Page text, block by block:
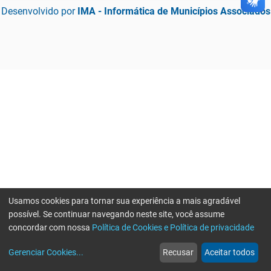
Desenvolvido por IMA - Informática de Municípios Associados
web
Notícias
more_horiz
Mais
Usamos cookies para tornar sua experiência a mais agradável
possível. Se continuar navegando neste site, você assume
concordar com nossa Política de Cookies e Política de privacidade
Gerenciar Cookies... Recusar Aceitar todos